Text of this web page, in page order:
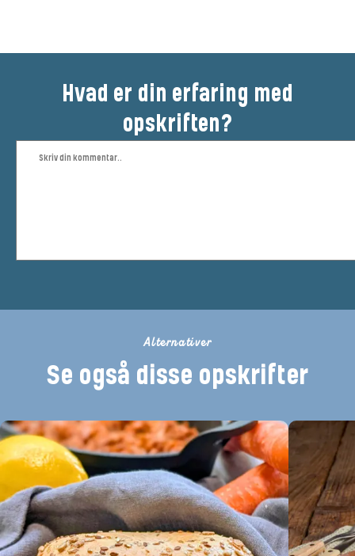
Hvad er din erfaring med
opskriften?
Alternativer
Se også disse opskrifter